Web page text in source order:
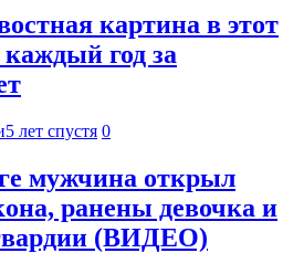
картина в этот
год за
5 лет спустя 0
мужчина открыл
ранены девочка и
(ВИДЕО)